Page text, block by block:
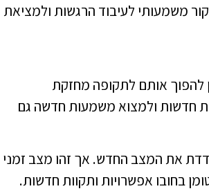
משמעותי לעיבוד הרגשות ולמציאת
להפוך אותם לתקופה מחזקת
חדשות ולמצוא משמעות חדשה גם
את המצב החדש. אך זהו מצב זמני
בחובו אפשרויות ותקוות חדשות.